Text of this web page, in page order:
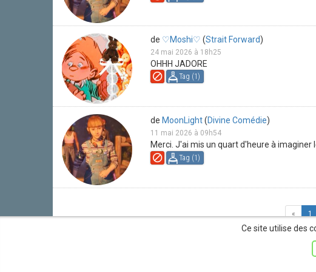
de ♡Moshi♡ (Strait Forward)
24 mai 2026 à 18h25
OHHH JADORE
Tag (1 )
de MoonLight(Divine Comédie)
11 mai 2026 à 09h54
Merci. J'ai mis un quart d'heure à imaginer
Tag (1)
« 1
Ce site utilise des